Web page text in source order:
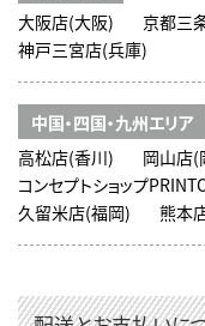
大阪店(大阪)
京都三
神戸三宮店(兵庫)
中国・四国・九州エリア
高松店(香川)
岡山店(
コンセプトショップ
久留米店(福岡)
熊本